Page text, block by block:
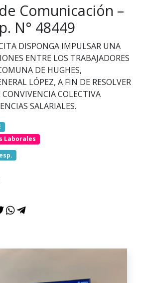
Comunicación –
N° 48449
DISPONGA IMPULSAR UNA
ENTRE LOS TRABAJADORES
DE HUGHES,
LÓPEZ, A FIN DE RESOLVER
COLECTIVA
SALARIALES.
Laborales